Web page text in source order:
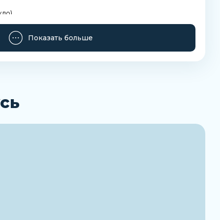
среды
Показать больше